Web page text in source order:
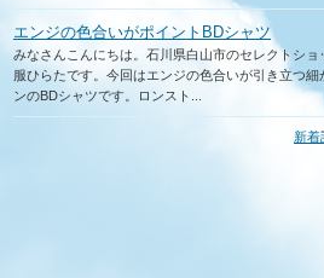
エンジの色合いがポイントBDシャツ
みなさんこんにちは。石川県白山市のセレクトショ
服ひらたです。今回はエンジの色合いが引き立つ細
ンのBDシャツです。ロンスト...
新着